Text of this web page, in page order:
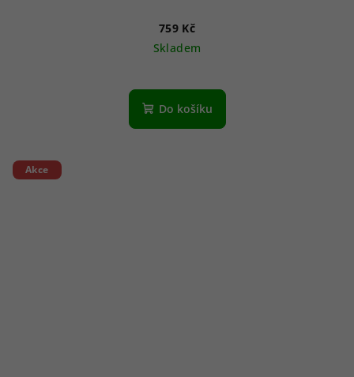
759 Kč
Skladem
Do košíku
Akce